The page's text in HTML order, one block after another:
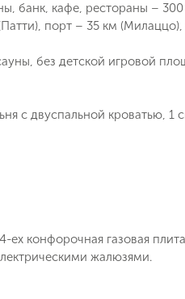
банк, кафе, рестораны –
порт – 35 км
без детской игровой
с двуспальной кроватью, 1
конфорочная газовая
жалюзями.